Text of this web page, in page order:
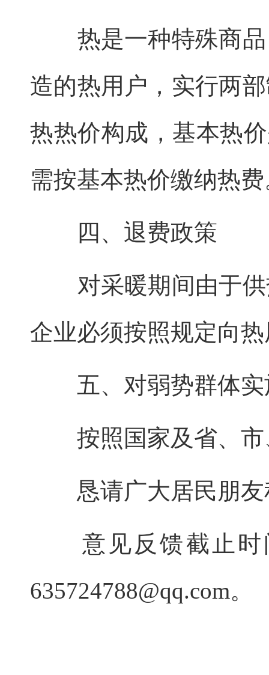
热是一种特殊商品
造的热用户，实行两
热热价构成，基本热
需按基本热价缴纳热
四、退费政策
对采暖期间由于供
企业必须按照规定向
五、对弱势群体实
按照国家及省、市
恳请广大居民朋友
意见反馈截止时
635724788@qq.com。